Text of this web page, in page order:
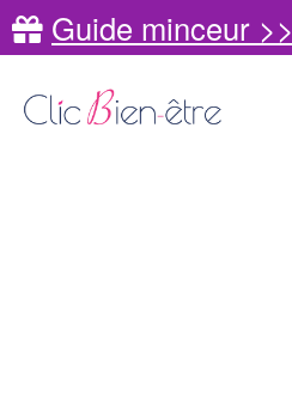
Guide minceur >>